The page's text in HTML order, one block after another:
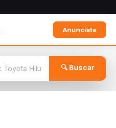
Anunciate
🔍 Buscar